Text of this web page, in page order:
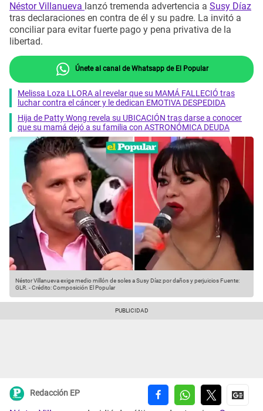
Néstor Villanueva lanzó tremenda advertencia a Susy Díaz
tras declaraciones en contra de él y su padre. La invitó a
conciliar para evitar fuerte pago y pena privativa de la
libertad.
Únete al canal de Whatsapp de El Popular
Melissa Loza LLORA al revelar que su MAMÁ FALLECIÓ tras
luchar contra el cáncer y le dedican EMOTIVA DESPEDIDA
Hija de Patty Wong revela su UBICACIÓN tras darse a conocer
que su mamá dejó a su familia con ASTRONÓMICA DEUDA
Néstor Villanueva exige medio millón de soles a Susy Díaz por daños y perjuiciosFuente:
GLR. -Crédito: Composición El Popular
Redacción EP